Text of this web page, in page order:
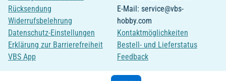
Rücksendung
Widerrufsbelehrung
Datenschutz-Einstellungen
Erklärung zur Barrierefreiheit
VBS App
E-Mail: service@vbs-
hobby.com
Kontaktmöglichkeiten
Bestell- und Lieferstatus
Feedback